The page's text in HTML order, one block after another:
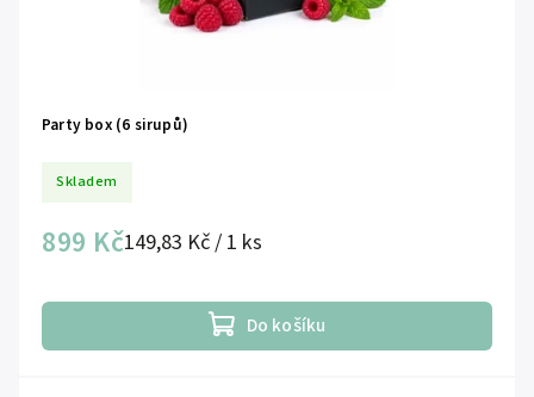
Party box (6 sirupů)
Skladem
899 Kč149,83 Kč / 1 ks
Do košíku